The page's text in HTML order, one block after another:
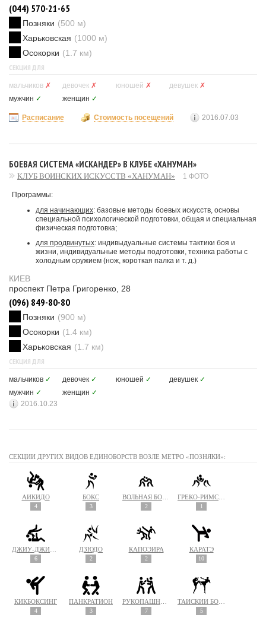
(044) 570-21-65
Позняки (500 м)
Харьковская (1000 м)
Осокорки (1.7 км)
СЕКЦИЯ ДЛЯ
мальчиков ✗ девочек ✗ юношей ✗ девушек ✗
мужчин ✓ женщин ✓
Расписание Стоимость посещений 2016.07.03
БОЕВАЯ СИСТЕМА «ИСКАНДЕР» В КЛУБЕ «ХАНУМАН»
КЛУБ ВОИНСКИХ ИСКУССТВ «ХАНУМАН» 1 ФОТО
Программы:
для начинающих: базовые методы боевых искусств, основы
специальной психологической подготовки, общая и специальная
физическая подготовка;
для продвинутых: индивыдуальные системы тактики боя и
жизни, индивидуальные методы подготовки, техника работы с
холодным оружием (нож, короткая палка и т. д.)
КИЕВ
проспект Петра Григоренко, 28
(096) 849-80-80
Позняки (900 м)
Осокорки (1.4 км)
Харьковская (1.7 км)
СЕКЦИЯ ДЛЯ
мальчиков ✓ девочек ✓ юношей ✓ девушек ✓
мужчин ✓ женщин ✓
2016.10.23
СЕКЦИИ ДРУГИХ ВИДОВ ЕДИНОБОРСТВ ВОЗЛЕ МЕТРО «ПОЗНЯКИ»:
АЙКИДО
4
БОКС
3 2 1
6
ДЗЮДО
2
КАПОЭЙРА
2
КАРАТЭ
10
КИКБОКСИНГ
4
ПАНКРАТИОН
3 7 5